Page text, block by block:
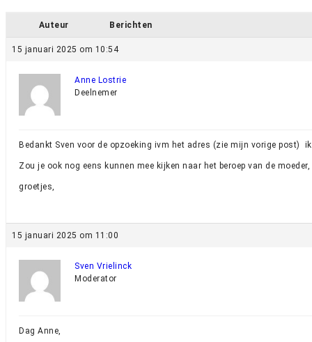
Auteur Berichten
15 januari 2025 om 10:54
Anne Lostrie
Deelnemer
Bedankt Sven voor de opzoeking ivm het adres (zie mijn vorige post)
Zou je ook nog eens kunnen mee kijken naar het beroep van de
groetjes,
15 januari 2025 om 11:00
Sven Vrielinck
Moderator
Dag Anne,